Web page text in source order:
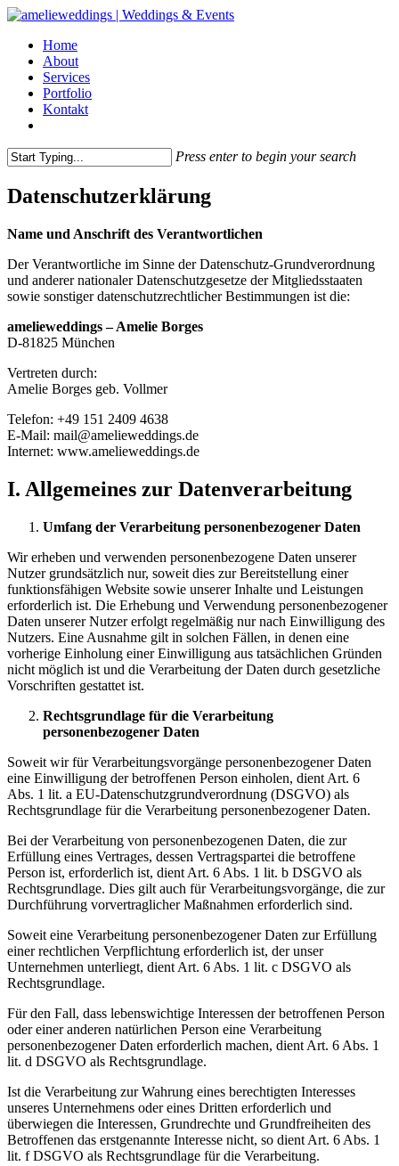
Home
About
Services
Portfolio
Kontakt
Press enter to begin your search
Datenschutzerklärung
Name und Anschrift des Verantwortlichen
Der Verantwortliche im Sinne der Datenschutz-Grundverordnung
und anderer nationaler Datenschutzgesetze der Mitgliedsstaaten
sowie sonstiger datenschutzrechtlicher Bestimmungen ist die:
amelieweddings – Amelie Borges
D-81825 München
Vertreten durch:
Amelie Borges geb. Vollmer
Telefon: +49 151 2409 4638
E-Mail: mail@amelieweddings.de
Internet: www.amelieweddings.de
I. Allgemeines zur Datenverarbeitung
Umfang der Verarbeitung personenbezogener Daten
Wir erheben und verwenden personenbezogene Daten unserer
Nutzer grundsätzlich nur, soweit dies zur Bereitstellung einer
funktionsfähigen Website sowie unserer Inhalte und Leistungen
erforderlich ist. Die Erhebung und Verwendung personenbezogener
Daten unserer Nutzer erfolgt regelmäßig nur nach Einwilligung des
Nutzers. Eine Ausnahme gilt in solchen Fällen, in denen eine
vorherige Einholung einer Einwilligung aus tatsächlichen Gründen
nicht möglich ist und die Verarbeitung der Daten durch gesetzliche
Vorschriften gestattet ist.
Rechtsgrundlage für die Verarbeitung
personenbezogener Daten
Soweit wir für Verarbeitungsvorgänge personenbezogener Daten
eine Einwilligung der betroffenen Person einholen, dient Art. 6
Abs. 1 lit. a EU-Datenschutzgrundverordnung (DSGVO) als
Rechtsgrundlage für die Verarbeitung personenbezogener Daten.
Bei der Verarbeitung von personenbezogenen Daten, die zur
Erfüllung eines Vertrages, dessen Vertragspartei die betroffene
Person ist, erforderlich ist, dient Art. 6 Abs. 1 lit. b DSGVO als
Rechtsgrundlage. Dies gilt auch für Verarbeitungsvorgänge, die zur
Durchführung vorvertraglicher Maßnahmen erforderlich sind.
Soweit eine Verarbeitung personenbezogener Daten zur Erfüllung
einer rechtlichen Verpflichtung erforderlich ist, der unser
Unternehmen unterliegt, dient Art. 6 Abs. 1 lit. c DSGVO als
Rechtsgrundlage.
Für den Fall, dass lebenswichtige Interessen der betroffenen Person
oder einer anderen natürlichen Person eine Verarbeitung
personenbezogener Daten erforderlich machen, dient Art. 6 Abs. 1
lit. d DSGVO als Rechtsgrundlage.
Ist die Verarbeitung zur Wahrung eines berechtigten Interesses
unseres Unternehmens oder eines Dritten erforderlich und
überwiegen die Interessen, Grundrechte und Grundfreiheiten des
Betroffenen das erstgenannte Interesse nicht, so dient Art. 6 Abs. 1
lit. f DSGVO als Rechtsgrundlage für die Verarbeitung.